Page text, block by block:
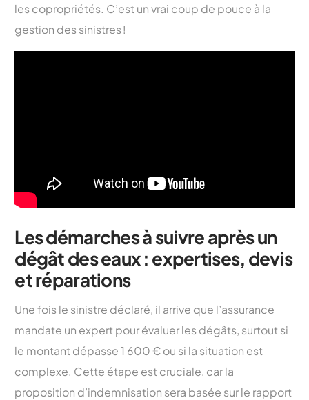
les copropriétés. C’est un vrai coup de pouce à la
gestion des sinistres !
Les démarches à suivre après un
dégât des eaux : expertises, devis
et réparations
Une fois le sinistre déclaré, il arrive que l’assurance
mandate un expert pour évaluer les dégâts, surtout si
le montant dépasse 1 600 € ou si la situation est
complexe. Cette étape est cruciale, car la
proposition d’indemnisation sera basée sur le rapport